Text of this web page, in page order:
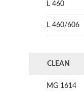
L 460
L 460/606
CLEAN
MG 1614